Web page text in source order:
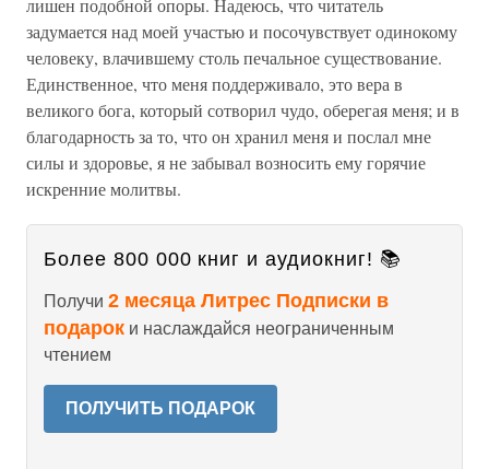
лишен подобной опоры. Надеюсь, что читатель
задумается над моей участью и посочувствует одинокому
человеку, влачившему столь печальное существование.
Единственное, что меня поддерживало, это вера в
великого бога, который сотворил чудо, оберегая меня; и в
благодарность за то, что он хранил меня и послал мне
силы и здоровье, я не забывал возносить ему горячие
искренние молитвы.
Более 800 000 книг и аудиокниг! 📚
Получи 2 месяца Литрес Подписки в
подарок и наслаждайся неограниченным
чтением
ПОЛУЧИТЬ ПОДАРОК